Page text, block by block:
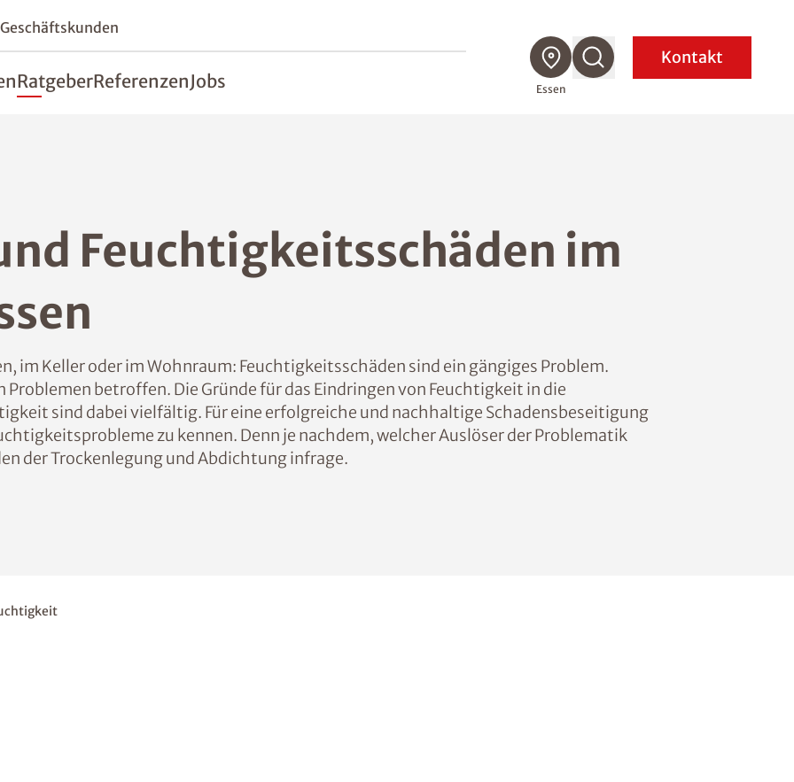
Geschäftskunden
RatgeberReferenzenJobs Essen
Kontakt
Feuchtigkeitsschäden im
im Keller oder im Wohnraum: Feuchtigkeitsschäden sind ein gängiges Problem.
betroffen. Die Gründe für das Eindringen von Feuchtigkeit in die
sind dabei vielfältig. Für eine erfolgreiche und nachhaltige Schadensbeseitigung
zu kennen. Denn je nachdem, welcher Auslöser der Problematik
der Trockenlegung und Abdichtung infrage.